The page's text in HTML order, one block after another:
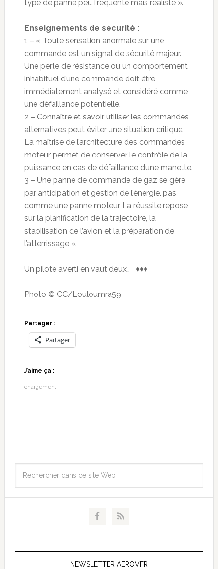
type de panne peu fréquente mais réaliste ».
Enseignements de sécurité :
1 – « Toute sensation anormale sur une
commande est un signal de sécurité majeur.
Une perte de résistance ou un comportement
inhabituel d’une commande doit être
immédiatement analysé et considéré comme
une défaillance potentielle.
2 – Connaître et savoir utiliser les commandes
alternatives peut éviter une situation critique.
La maîtrise de l’architecture des commandes
moteur permet de conserver le contrôle de la
puissance en cas de défaillance d’une manette.
3 – Une panne de commande de gaz se gère
par anticipation et gestion de l’énergie, pas
comme une panne moteur La réussite repose
sur la planification de la trajectoire, la
stabilisation de l’avion et la préparation de
l’atterrissage ».
Un pilote averti en vaut deux… ♦♦♦
Photo © CC/Louloumra59
Partager :
Partager
J’aime ça :
chargement…
NEWSLETTER AEROVFR